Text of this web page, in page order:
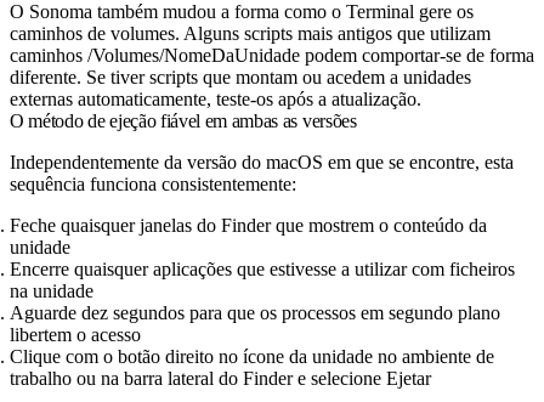
O Sonoma também mudou a forma como o Terminal gere os
caminhos de volumes. Alguns scripts mais antigos que utilizam
caminhos /Volumes/NomeDaUnidade podem comportar-se de forma
diferente. Se tiver scripts que montam ou acedem a unidades
externas automaticamente, teste-os após a atualização.
O método de ejeção fiável em ambas as versões
Independentemente da versão do macOS em que se encontre, esta
sequência funciona consistentemente:
Feche quaisquer janelas do Finder que mostrem o conteúdo da
unidade
Encerre quaisquer aplicações que estivesse a utilizar com ficheiros
na unidade
Aguarde dez segundos para que os processos em segundo plano
libertem o acesso
Clique com o botão direito no ícone da unidade no ambiente de
trabalho ou na barra lateral do Finder e selecione Ejetar